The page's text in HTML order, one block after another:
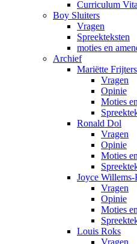
Curriculum
Boy Sluiters
Vragen
Spreekteksten
moties en
Archief
Mariëtte
Vragen
Opinie
Moties
Ronald Dol
Vragen
Opinie
Moties
Joyce
Vragen
Opinie
Moties
Louis Roks
Vragen